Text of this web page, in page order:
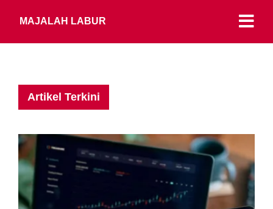
MAJALAH LABUR
Artikel Terkini